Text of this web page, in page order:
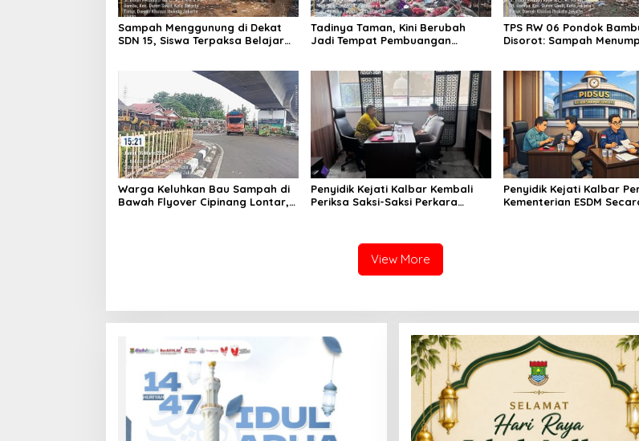
Sampah Menggunung di Dekat
SDN 15, Siswa Terpaksa Belajar
Tadinya Taman, Kini Berubah
Jadi Tempat Pembuangan
TPS RW 06 Pondok
Disorot: Sampah
Warga Keluhkan Bau Sampah di
Bawah Flyover Cipinang Lontar,
Penyidik Kejati Kalbar Kembali
Periksa Saksi-Saksi Perkara
Penyidik Kejati Kalbar
Kementerian ESDM
View More